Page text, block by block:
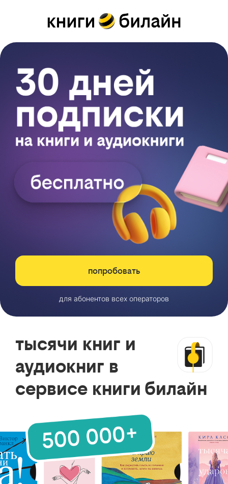
попробовать
для абонентов всех операторов
тысячи книг и
аудиокниг в
сервисе книги билайн